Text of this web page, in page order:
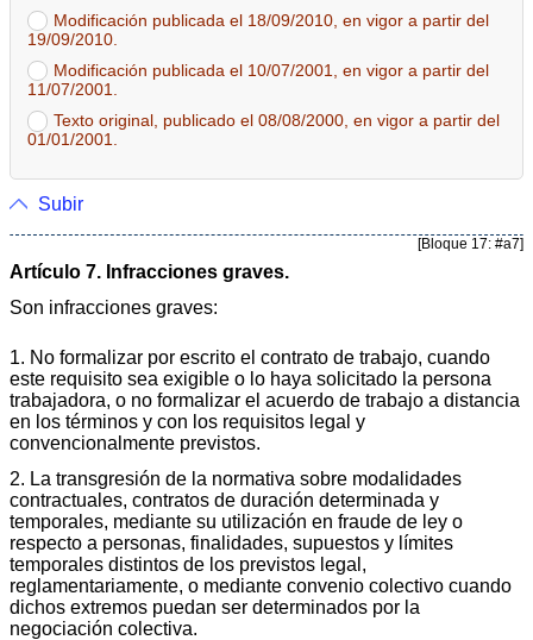
Modificación publicada el 18/09/2010, en vigor a partir del
19/09/2010.
Modificación publicada el 10/07/2001, en vigor a partir del
11/07/2001.
Texto original, publicado el 08/08/2000, en vigor a partir del
01/01/2001.
Subir
[Bloque 17: #a7]
Artículo 7. Infracciones graves.
Son infracciones graves:
1. No formalizar por escrito el contrato de trabajo, cuando
este requisito sea exigible o lo haya solicitado la persona
trabajadora, o no formalizar el acuerdo de trabajo a distancia
en los términos y con los requisitos legal y
convencionalmente previstos.
2. La transgresión de la normativa sobre modalidades
contractuales, contratos de duración determinada y
temporales, mediante su utilización en fraude de ley o
respecto a personas, finalidades, supuestos y límites
temporales distintos de los previstos legal,
reglamentariamente, o mediante convenio colectivo cuando
dichos extremos puedan ser determinados por la
negociación colectiva.